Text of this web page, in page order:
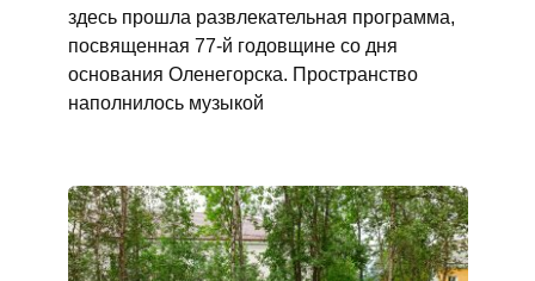
здесь прошла развлекательная программа,
посвященная 77-й годовщине со дня
основания Оленегорска. Пространство
наполнилось музыкой